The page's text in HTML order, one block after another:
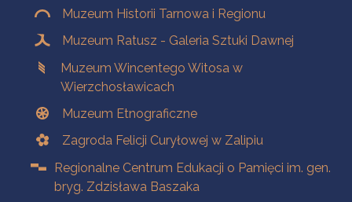
Muzeum Historii Tarnowa i Regionu
Muzeum Ratusz - Galeria Sztuki Dawnej
Muzeum Wincentego Witosa w
Wierzchosławicach
Muzeum Etnograficzne
Zagroda Felicji Curyłowej w Zalipiu
Regionalne Centrum Edukacji o Pamięci im. gen.
bryg. Zdzisława Baszaka